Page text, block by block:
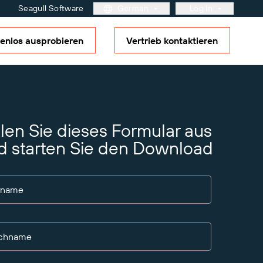
Seagull Software
Kundenportal
Nachverfolgbarkeit
die
ausprobieren Vertrieb kontaktieren
Sie dieses Formular aus
starten Sie den Download